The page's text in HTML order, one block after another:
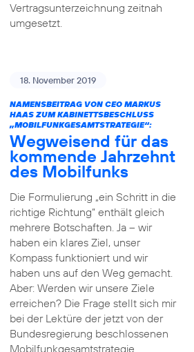
Vertragsunterzeichnung zeitnah
umgesetzt.
18. November 2019
NAMENSBEITRAG VON CEO MARKUS
HAAS ZUM KABINETTSBESCHLUSS
„MOBILFUNKGESAMTSTRATEGIE“:
Wegweisend für das
kommende Jahrzehnt
des Mobilfunks
Die Formulierung „ein Schritt in die
richtige Richtung“ enthält gleich
mehrere Botschaften. Ja – wir
haben ein klares Ziel, unser
Kompass funktioniert und wir
haben uns auf den Weg gemacht.
Aber: Werden wir unsere Ziele
erreichen? Die Frage stellt sich mir
bei der Lektüre der jetzt von der
Bundesregierung beschlossenen
Mobilfunkgesamtstrategie.